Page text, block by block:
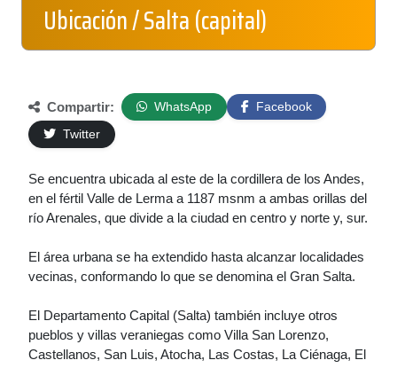
Ubicación / Salta (capital)
Compartir: WhatsApp
Facebook
Twitter
Se encuentra ubicada al este de la cordillera de los Andes,
en el fértil Valle de Lerma a 1187 msnm a ambas orillas del
río Arenales, que divide a la ciudad en centro y norte y, sur.
El área urbana se ha extendido hasta alcanzar localidades
vecinas, conformando lo que se denomina el Gran Salta.
El Departamento Capital (Salta) también incluye otros
pueblos y villas veraniegas como Villa San Lorenzo,
Castellanos, San Luis, Atocha, Las Costas, La Ciénaga, El